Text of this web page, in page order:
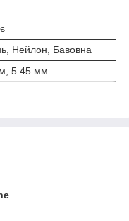
Нейлон, Бавовна
5.45 мм